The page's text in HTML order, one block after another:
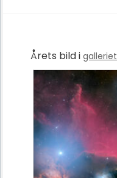
Årets bild i galleriet